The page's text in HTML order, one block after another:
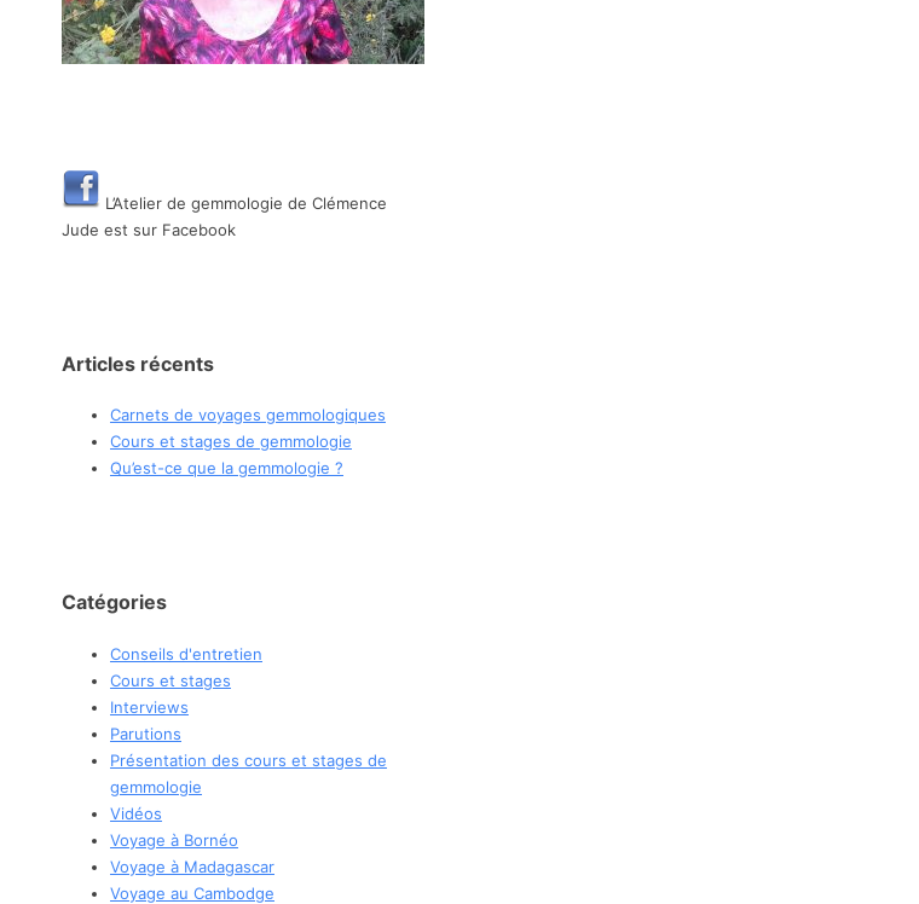
L’Atelier de gemmologie de Clémence
Jude est sur Facebook
Articles récents
Carnets de voyages gemmologiques
Cours et stages de gemmologie
Qu’est-ce que la gemmologie ?
Catégories
Conseils d'entretien
Cours et stages
Interviews
Parutions
Présentation des cours et stages de
gemmologie
Vidéos
Voyage à Bornéo
Voyage à Madagascar
Voyage au Cambodge